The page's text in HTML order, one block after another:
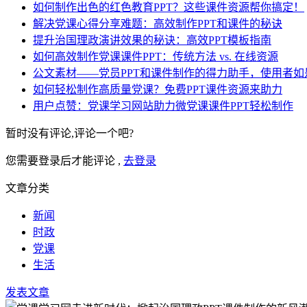
如何制作出色的红色教育PPT？这些课件资源帮你搞定！
解决党课心得分享难题：高效制作PPT和课件的秘诀
提升治国理政演讲效果的秘诀：高效PPT模板指南
如何高效制作党课课件PPT：传统方法 vs. 在线资源
公文素材——党员PPT和课件制作的得力助手，使用者如
如何轻松制作高质量党课？免费PPT课件资源来助力
用户点赞：党课学习网站助力微党课课件PPT轻松制作
暂时没有评论,评论一个吧?
您需要登录后才能评论 , 去登录
文章分类
新闻
时政
党课
生活
发表文章